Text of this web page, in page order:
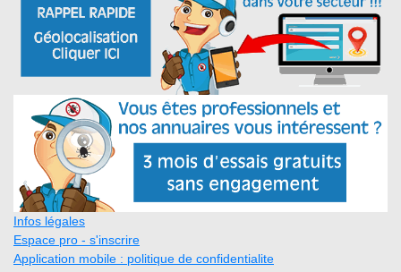
Infos légales
Espace pro - s'inscrire
Application mobile : politique de confidentialite